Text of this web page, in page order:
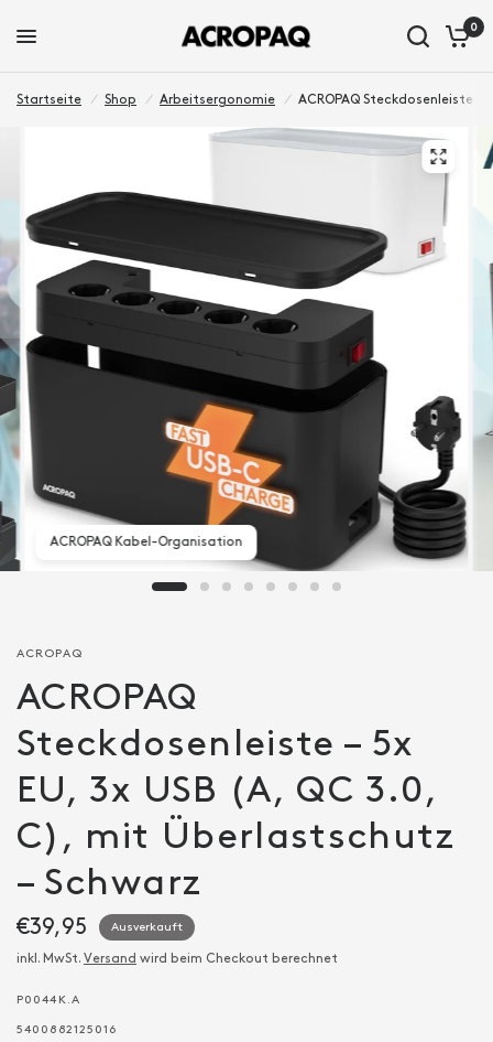
0
Startseite / Shop / Arbeitsergonomie / ACROPAQ Steckdosenleiste –
ACROPAQ Kabel-Organisation
ACROPAQ
ACROPAQ
Steckdosenleiste – 5x
EU, 3x USB (A, QC 3.0,
C), mit Überlastschutz
– Schwarz
€39,95 Ausverkauft
inkl. MwSt. Versand wird beim Checkout berechnet
P0044K.A
5400882125016